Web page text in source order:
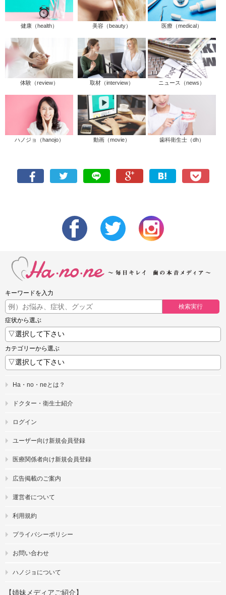
健康（health） 美容（beauty） 医療（medical）
体験（review） 取材（interview） ニュース（news）
ハノジョ（hanojo） 動画（movie） 歯科衛生士（dh）
キーワードを入力
検索実行
症状から選ぶ
カテゴリーから選ぶ
Ha・no・neとは？
ドクター・衛生士紹介
ログイン
ユーザー向け新規会員登録
医療関係者向け新規会員登録
広告掲載のご案内
運営者について
利用規約
プライバシーポリシー
お問い合わせ
ハノジョについて
【姉妹メディアご紹介】